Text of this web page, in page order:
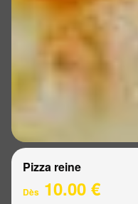
Pizza reine
Dès 10.00 €